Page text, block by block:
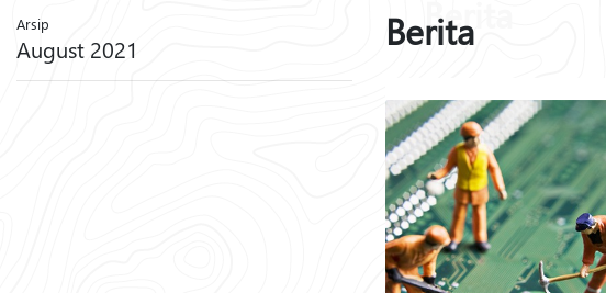
Arsip
August 2021 Berita